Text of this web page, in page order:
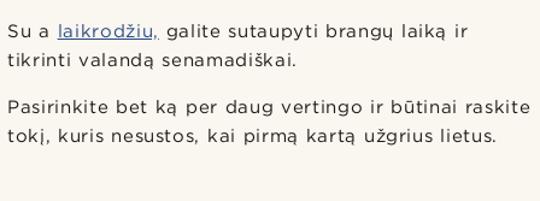
Su a laikrodžiu, galite sutaupyti brangų laiką ir
tikrinti valandą senamadiškai.
Pasirinkite bet ką per daug vertingo ir būtinai raskite
tokį, kuris nesustos, kai pirmą kartą užgrius lietus.